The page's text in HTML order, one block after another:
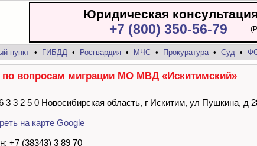
Юридическая консультация
+7 (800) 350-56-79
пункт • ГИБДД • Росгвардия • МЧС • Прокуратура• Суд •
вопросам миграции МО МВД «Искитимский»
3 3 2 5 0 Новосибирская область, г Искитим, ул Пушкина, д
на карте Google
+7 (38343) 3 89 70